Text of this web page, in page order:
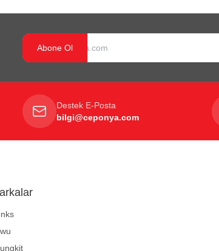
Abone Ol
Destek E-Posta
bilgi@ceponya.com